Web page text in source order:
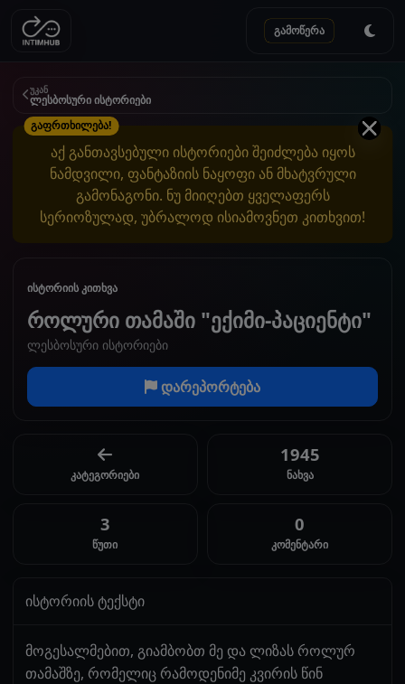
გამოწერა
უკან
ლესბოსური ისტორიები
გაფრთხილება!
აქ განთავსებული ისტორიები შეიძლება იყოს
ნამდვილი, ფანტაზიის ნაყოფი ან მხატვრული
გამონაგონი. ნუ მიიღებთ ყველაფერს
სერიოზულად, უბრალოდ ისიამოვნეთ კითხვით!
ისტორიის კითხვა
როლური თამაში "ექიმი-პაციენტი"
ლესბოსური ისტორიები
დარეპორტება
კატეგორიები
1945
ნახვა
3
წუთი
0
კომენტარი
ისტორიის ტექსტი
მოგესალმებით, გიამბობთ მე და ლიზას როლურ
თამაშზე, რომელიც რამოდენიმე კვირის წინ